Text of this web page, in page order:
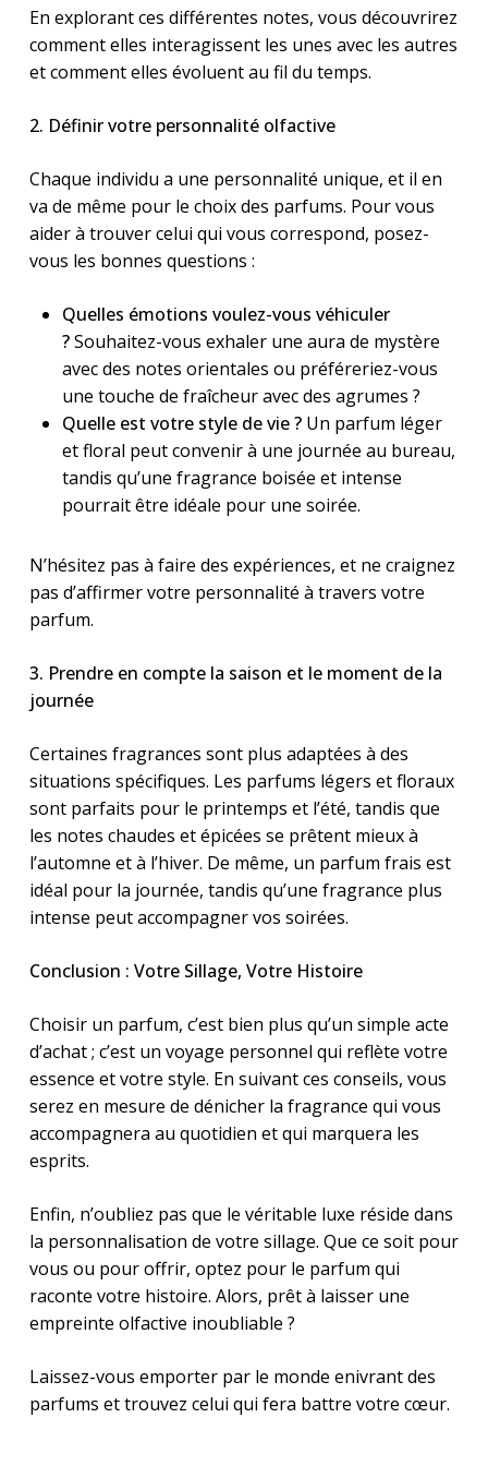
En explorant ces différentes notes, vous découvrirez
comment elles interagissent les unes avec les autres
et comment elles évoluent au fil du temps.
2. Définir votre personnalité olfactive
Chaque individu a une personnalité unique, et il en
va de même pour le choix des parfums. Pour vous
aider à trouver celui qui vous correspond, posez-
vous les bonnes questions :
Quelles émotions voulez-vous véhiculer
?Souhaitez-vous exhaler une aura de mystère
avec des notes orientales ou préféreriez-vous
une touche de fraîcheur avec des agrumes ?
Quelle est votre style de vie ?Un parfum léger
et floral peut convenir à une journée au bureau,
tandis qu’une fragrance boisée et intense
pourrait être idéale pour une soirée.
N’hésitez pas à faire des expériences, et ne craignez
pas d’affirmer votre personnalité à travers votre
parfum.
3. Prendre en compte la saison et le moment de la
journée
Certaines fragrances sont plus adaptées à des
situations spécifiques. Les parfums légers et floraux
sont parfaits pour le printemps et l’été, tandis que
les notes chaudes et épicées se prêtent mieux à
l’automne et à l’hiver. De même, un parfum frais est
idéal pour la journée, tandis qu’une fragrance plus
intense peut accompagner vos soirées.
Conclusion : Votre Sillage, Votre Histoire
Choisir un parfum, c’est bien plus qu’un simple acte
d’achat ; c’est un voyage personnel qui reflète votre
essence et votre style. En suivant ces conseils, vous
serez en mesure de dénicher la fragrance qui vous
accompagnera au quotidien et qui marquera les
esprits.
Enfin, n’oubliez pas que le véritable luxe réside dans
la personnalisation de votre sillage. Que ce soit pour
vous ou pour offrir, optez pour le parfum qui
raconte votre histoire. Alors, prêt à laisser une
empreinte olfactive inoubliable ?
Laissez-vous emporter par le monde enivrant des
parfums et trouvez celui qui fera battre votre cœur.